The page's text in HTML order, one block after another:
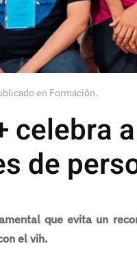
en Formación.
celebra
de
que evita un
el vih.